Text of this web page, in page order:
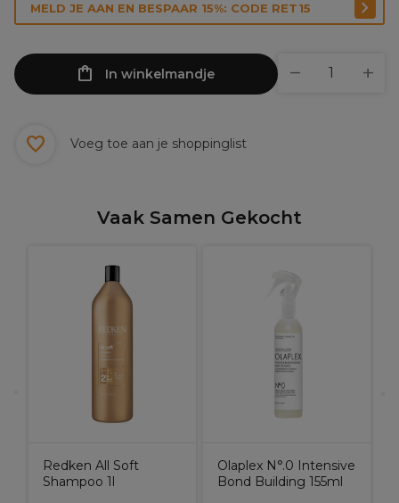
MELD JE AAN EN BESPAAR 15%: CODE RET15
In winkelmandje
Voeg toe aan je shoppinglist
Vaak Samen Gekocht
Redken All Soft
Shampoo 1l
Olaplex N°.0 Intensive
Bond Building 155ml